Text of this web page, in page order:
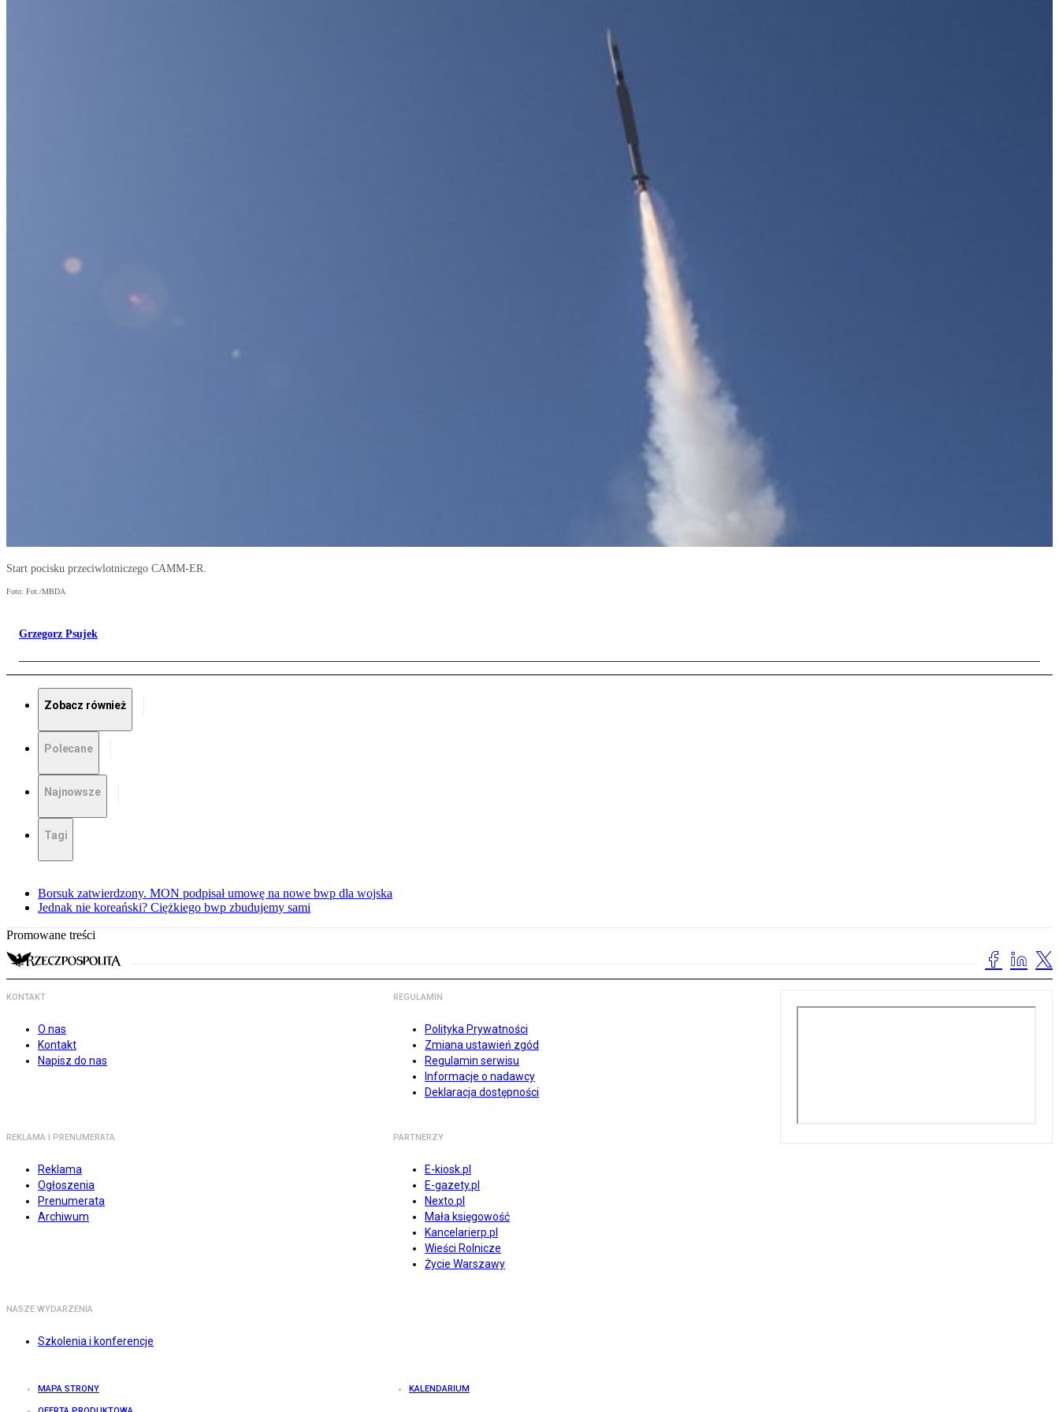
Start pocisku przeciwlotniczego CAMM-ER.
Foto: Fot./MBDA
Grzegorz Psujek
Zobacz również
Polecane
Najnowsze
Tagi
Borsuk zatwierdzony. MON podpisał umowę na nowe bwp dla wojska
Jednak nie koreański? Ciężkiego bwp zbudujemy sami
Promowane treści
KONTAKT
O nas
Kontakt
Napisz do nas
REGULAMIN
Polityka Prywatności
Zmiana ustawień zgód
Regulamin serwisu
Informacje o nadawcy
Deklaracja dostępności
REKLAMA I PRENUMERATA
Reklama
Ogłoszenia
Prenumerata
Archiwum
PARTNERZY
E-kiosk.pl
E-gazety.pl
Nexto.pl
Mała księgowość
Kancelarierp.pl
Wieści Rolnicze
Życie Warszawy
NASZE WYDARZENIA
Szkolenia i konferencje
MAPA STRONY KALENDARIUM